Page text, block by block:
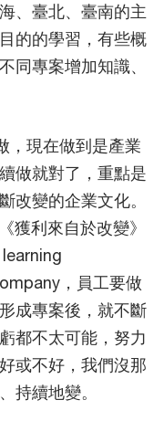
、臺北、臺南的主
的的學習，有些概
同專案增加知識、
，現在做到是產業
做就對了，重點是
改變的企業文化。
獲利來自於改變》
，員工要做
成專案後，就不斷
都不太可能，努力
或不好，我們沒那
持續地變。